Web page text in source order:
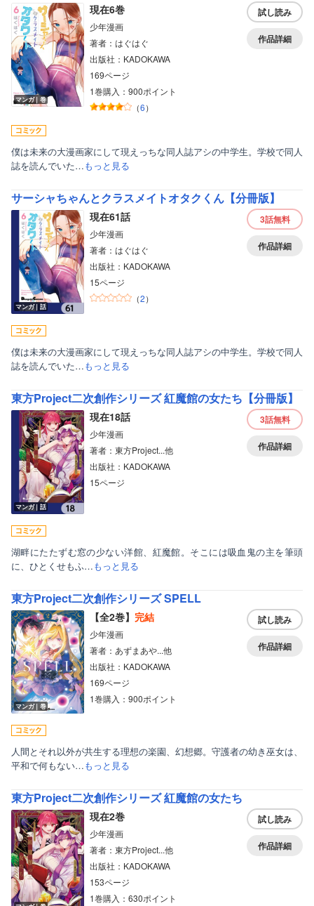
マンガ｜巻
現在6巻
少年漫画
著者：はぐはぐ
出版社：KADOKAWA
169ページ
1巻購入：900ポイント
（6）
試し読み
作品詳細
僕は未来の大漫画家にして現えっちな同人誌アシの中学生。学校で同人
誌を読んでいた…もっと見る
サーシャちゃんとクラスメイトオタクくん【分冊版】
マンガ｜話
現在61話
少年漫画
著者：はぐはぐ
出版社：KADOKAWA
15ページ
（2）
3話無料
作品詳細
僕は未来の大漫画家にして現えっちな同人誌アシの中学生。学校で同人
誌を読んでいた…もっと見る
東方Project二次創作シリーズ 紅魔館の女たち【分冊版】
マンガ｜話
現在18話
少年漫画
著者：東方Project...他
出版社：KADOKAWA
15ページ
3話無料
作品詳細
湖畔にたたずむ窓の少ない洋館、紅魔館。そこには吸血鬼の主を筆頭
に、ひとくせもふ…もっと見る
東方Project二次創作シリーズ SPELL
マンガ｜巻
【全2巻】 完結
少年漫画
著者：あずまあや...他
出版社：KADOKAWA
169ページ
1巻購入：900ポイント
試し読み
作品詳細
人間とそれ以外が共生する理想の楽園、幻想郷。守護者の幼き巫女は、
平和で何もない…もっと見る
東方Project二次創作シリーズ 紅魔館の女たち
現在2巻
少年漫画
著者：東方Project...他
出版社：KADOKAWA
153ページ
1巻購入：630ポイント
試し読み
作品詳細
ボーイズラブ
美女・美少女